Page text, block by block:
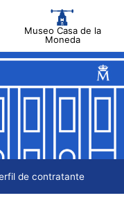
Museo Casa de la
Moneda
de contratante